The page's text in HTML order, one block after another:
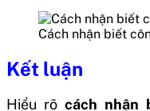
Cách nhận biết
Kết luận
Hiểu rõ cách nhận